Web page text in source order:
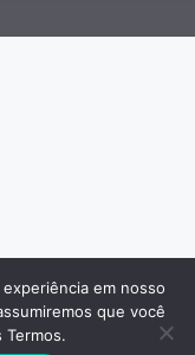
em nosso
que você
Termos.